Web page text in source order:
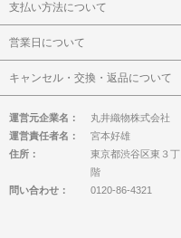
支払い方法について
営業日について
キャンセル・交換・返品について
運営元企業名：
丸井織物株式会社
運営責任者名：
宮本好雄
住所：
東京都渋谷区東３
階
問い合わせ：
0120-86-4321